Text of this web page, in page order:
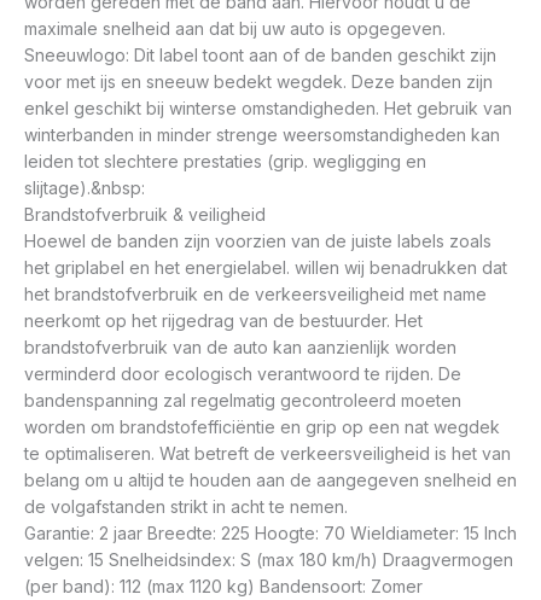
maximale snelheid aan dat bij uw auto is opgegeven.
Sneeuwlogo: Dit label toont aan of de banden geschikt zijn
voor met ijs en sneeuw bedekt wegdek. Deze banden zijn
enkel geschikt bij winterse omstandigheden. Het gebruik van
winterbanden in minder strenge weersomstandigheden kan
leiden tot slechtere prestaties (grip. wegligging en
slijtage).&nbsp:
Brandstofverbruik & veiligheid
Hoewel de banden zijn voorzien van de juiste labels zoals
het griplabel en het energielabel. willen wij benadrukken dat
het brandstofverbruik en de verkeersveiligheid met name
neerkomt op het rijgedrag van de bestuurder. Het
brandstofverbruik van de auto kan aanzienlijk worden
verminderd door ecologisch verantwoord te rijden. De
bandenspanning zal regelmatig gecontroleerd moeten
worden om brandstofefficiëntie en grip op een nat wegdek
te optimaliseren. Wat betreft de verkeersveiligheid is het van
belang om u altijd te houden aan de aangegeven snelheid en
de volgafstanden strikt in acht te nemen.
Garantie: 2 jaar Breedte: 225 Hoogte: 70 Wieldiameter: 15 Inch
velgen: 15 Snelheidsindex: S (max 180 km/h) Draagvermogen
(per band): 112 (max 1120 kg) Bandensoort: Zomer